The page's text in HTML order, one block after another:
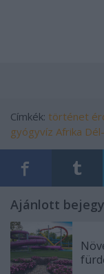
Címkék: történet
gyógyvíz Afrika
Ajánlott